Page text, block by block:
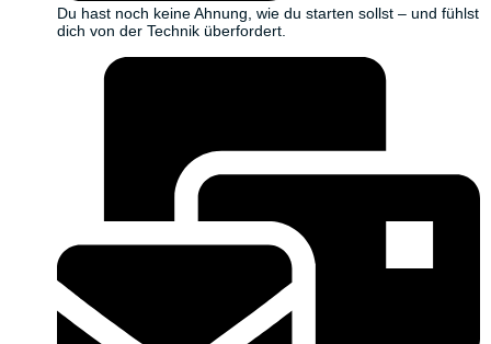
Du hast noch keine Ahnung, wie du starten sollst – und fühlst
dich von der Technik überfordert.